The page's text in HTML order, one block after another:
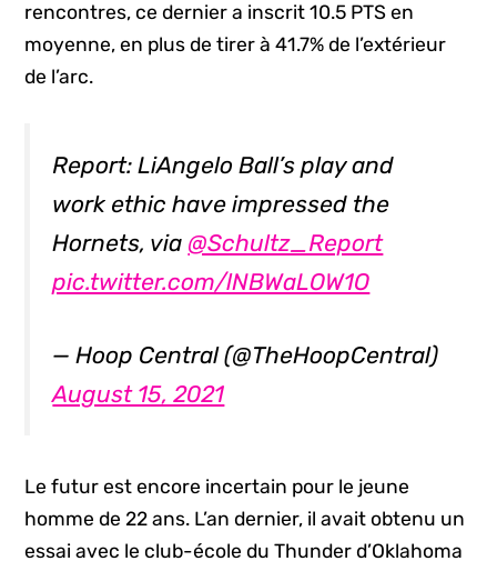
rencontres, ce dernier a inscrit 10.5 PTS en
moyenne, en plus de tirer à 41.7% de l’extérieur
de l’arc.
Report: LiAngelo Ball’s play and
work ethic have impressed the
Hornets, via @Schultz_Report
pic.twitter.com/lNBWaLOW1O
— Hoop Central (@TheHoopCentral)
August 15, 2021
Le futur est encore incertain pour le jeune
homme de 22 ans. L’an dernier, il avait obtenu un
essai avec le club-école du Thunder d’Oklahoma